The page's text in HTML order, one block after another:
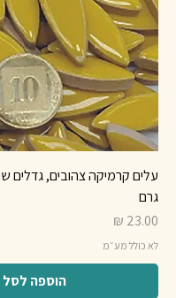
גרם
מחיר
לא כולל מע״מ
הוספה לסל